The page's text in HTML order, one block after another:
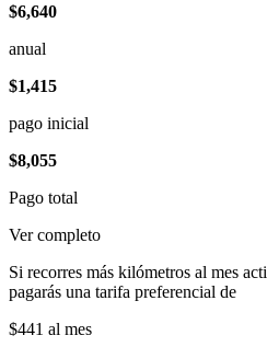
$6,640
anual
$1,415
pago inicial
$8,055
Pago total
Ver completo
Si recorres más kilómetros al mes
pagarás una tarifa preferencial de
$441 al mes